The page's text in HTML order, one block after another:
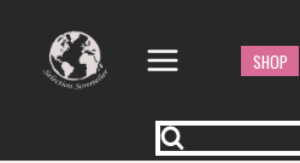
contenu
SHOP